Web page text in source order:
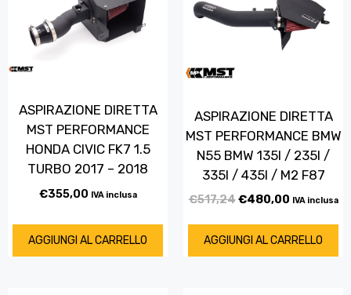
ASPIRAZIONE DIRETTA
MST PERFORMANCE
HONDA CIVIC FK7 1.5
TURBO 2017 – 2018
€355,00 IVA inclusa
AGGIUNGI AL CARRELLO
ASPIRAZIONE DIRETTA
MST PERFORMANCE BMW
N55 BMW 135I / 235I /
335I / 435I / M2 F87
€517,24€480,00 IVA inclusa
AGGIUNGI AL CARRELLO